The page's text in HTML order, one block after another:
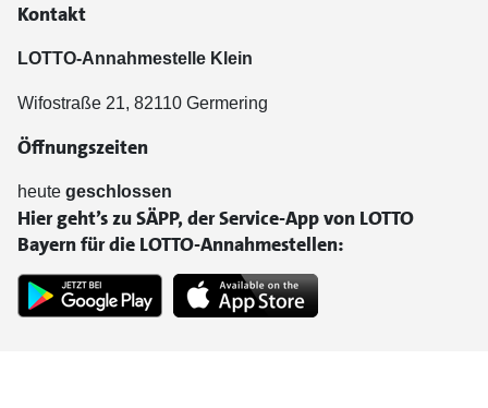
Kontakt
LOTTO-Annahmestelle Klein
Wifostraße 21, 82110 Germering
Öffnungszeiten
heute geschlossen
Hier geht’s zu SÄPP, der Service-App von LOTTO
Bayern für die LOTTO-Annahmestellen: